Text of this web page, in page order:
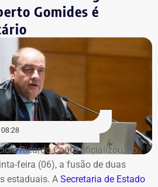
dizer em quem ela mandou.
irregularidades nos mandados
pelo MP.
.
perde o aliado (se mantivesse a
o partido fundado por Leonel
a coligação) e ainda ganha um
à candidatura de Pedro
Gomides é
Ricardo Couto oficializou, no
feira (06), a fusão de duas
estaduais. A Secretaria de Estado